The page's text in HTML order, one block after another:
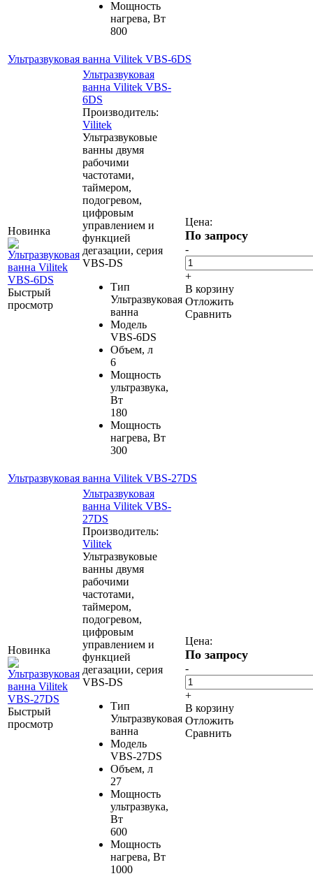
Мощность
нагрева, Вт
800
Ультразвуковая ванна Vilitek VBS-6DS
Новинка
Быстрый
просмотр
Ультразвуковая
ванна Vilitek VBS-
6DS
Производитель:
Vilitek
Ультразвуковые
ванны двумя
рабочими
частотами,
таймером,
подогревом,
цифровым
управлением и
функцией
дегазации, серия
VBS-DS
Тип
Ультразвуковая
ванна
Модель
VBS-6DS
Объем, л
6
Мощность
ультразвука,
Вт
180
Мощность
нагрева, Вт
300
Цена:
По запросу
-
+
В корзину
Отложить
Сравнить
Ультразвуковая ванна Vilitek VBS-27DS
Новинка
Быстрый
просмотр
Ультразвуковая
ванна Vilitek VBS-
27DS
Производитель:
Vilitek
Ультразвуковые
ванны двумя
рабочими
частотами,
таймером,
подогревом,
цифровым
управлением и
функцией
дегазации, серия
VBS-DS
Тип
Ультразвуковая
ванна
Модель
VBS-27DS
Объем, л
27
Мощность
ультразвука,
Вт
600
Мощность
нагрева, Вт
1000
Цена:
По запросу
-
+
В корзину
Отложить
Сравнить